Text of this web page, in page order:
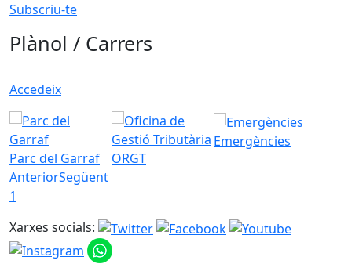
Subscriu-te
Plànol / Carrers
Accedeix
Parc del Garraf ORGT
Emergències
AnteriorSegüent
1
Xarxes socials: